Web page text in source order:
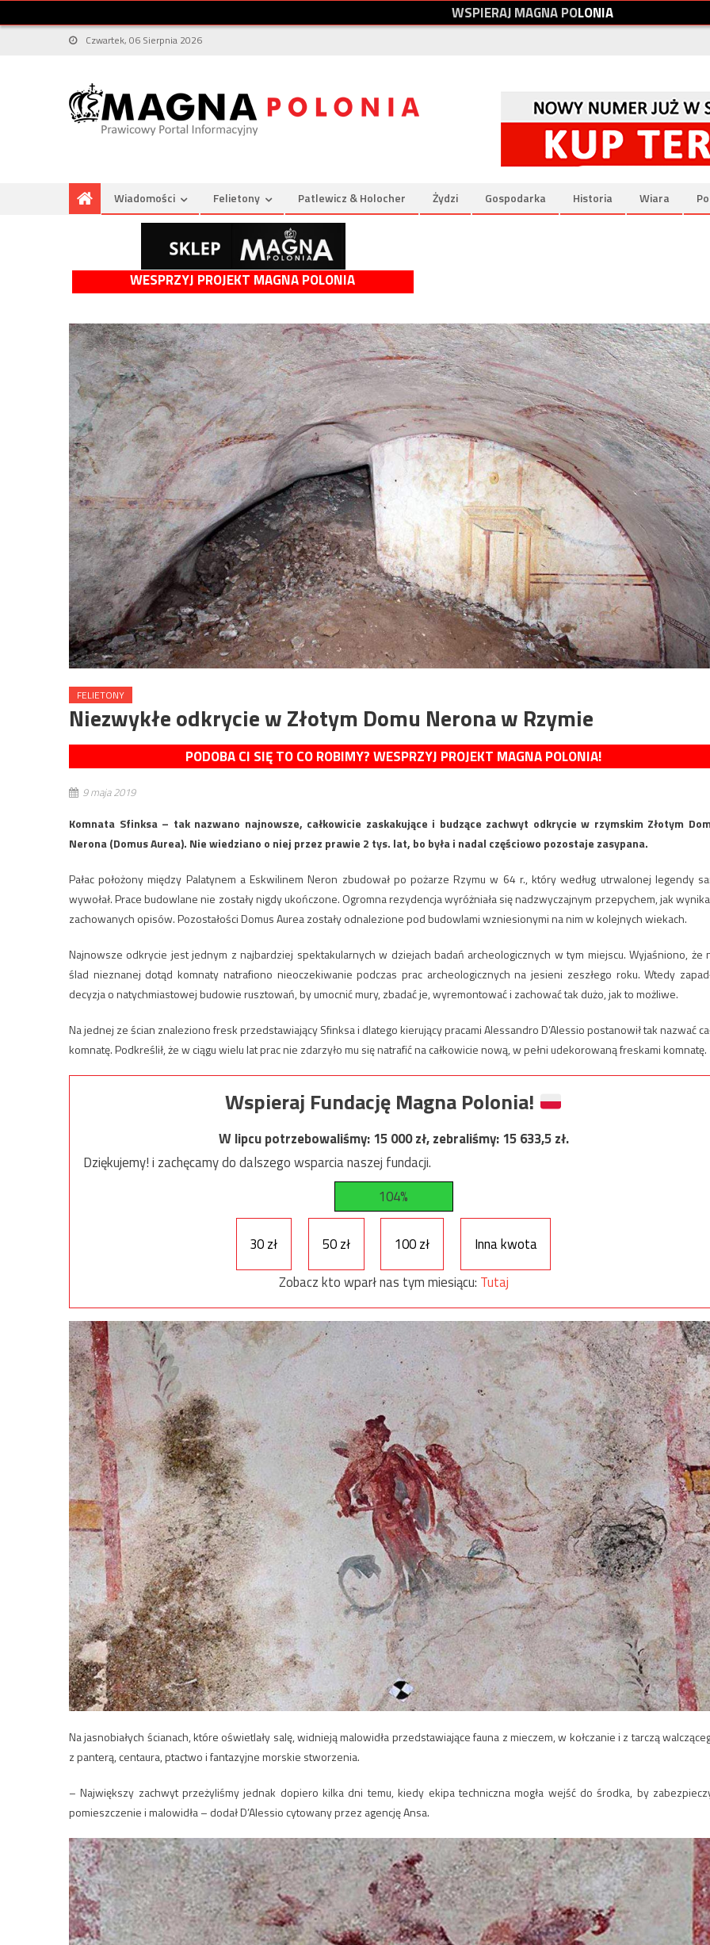
WSPIERAJMAGNAPOLONIA
Czwartek, 06 Sierpnia 2026
Wiadomości Felietony Patlewicz & Holocher Żydzi Gospodarka Historia Wiara
WESPRZYJ PROJEKT MAGNA POLONIA
FELIETONY
Niezwykłe odkrycie w Złotym Domu Nerona w Rzymie
PODOBA CI SIĘ TO CO ROBIMY? WESPRZYJ PROJEKT MAGNA POLONIA!
9 maja 2019
Komnata Sfinksa – tak nazwano najnowsze, całkowicie zaskakujące i budzące zachwyt odkrycie w rzymskim Złotym
Nerona (Domus Aurea). Nie wiedziano o niej przez prawie 2 tys. lat, bo była i nadal częściowo pozostaje zasypana.
Pałac położony między Palatynem a Eskwilinem Neron zbudował po pożarze Rzymu w 64 r., który według utrwalonej legendy
wywołał. Prace budowlane nie zostały nigdy ukończone. Ogromna rezydencja wyróżniała się nadzwyczajnym przepychem, jak
zachowanych opisów. Pozostałości Domus Aurea zostały odnalezione pod budowlami wzniesionymi na nim w kolejnych wiekach.
Najnowsze odkrycie jest jednym z najbardziej spektakularnych w dziejach badań archeologicznych w tym miejscu. Wyjaśniono, że
ślad nieznanej dotąd komnaty natrafiono nieoczekiwanie podczas prac archeologicznych na jesieni zeszłego roku. Wtedy
decyzja o natychmiastowej budowie rusztowań, by umocnić mury, zbadać je, wyremontować i zachować tak dużo, jak to możliwe.
Na jednej ze ścian znaleziono fresk przedstawiający Sfinksa i dlatego kierujący pracami Alessandro D’Alessio postanowił tak nazwać
komnatę. Podkreślił, że w ciągu wielu lat prac nie zdarzyło mu się natrafić na całkowicie nową, w pełni udekorowaną freskami komnatę.
Wspieraj Fundację Magna Polonia!
W lipcu potrzebowaliśmy:15 000zł, zebraliśmy:15 633,5zł.
Dziękujemy! i zachęcamy do dalszego wsparcia naszej fundacji.
104%
30 zł 50 zł 100 zł
Inna kwota
Zobacz kto wparł nas tym miesiącu: Tutaj
Na jasnobiałych ścianach, które oświetlały salę, widnieją malowidła przedstawiające fauna z mieczem, w kołczanie i z tarczą
z panterą, centaura, ptactwo i fantazyjne morskie stworzenia.
– Największy zachwyt przeżyliśmy jednak dopiero kilka dni temu, kiedy ekipa techniczna mogła wejść do środka, by
pomieszczenie i malowidła – dodał D’Alessio cytowany przez agencję Ansa.